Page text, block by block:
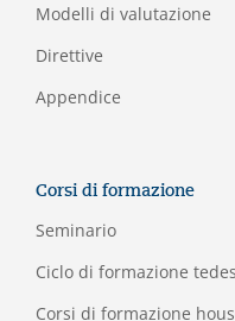
Modelli di valutazione
Direttive
Appendice
Corsi di formazione
Seminario
Ciclo di formazione
Corsi di formazione